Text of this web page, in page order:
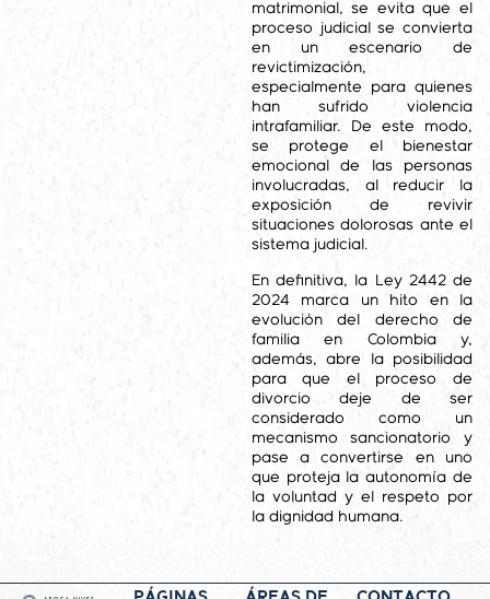
matrimonial, se evita que el
proceso judicial se convierta
en un escenario de
revictimización,
especialmente para quienes
han sufrido violencia
intrafamiliar. De este modo,
se protege el bienestar
emocional de las personas
involucradas, al reducir la
exposición de revivir
situaciones dolorosas ante el
sistema judicial.
En definitiva, la Ley 2442 de
2024 marca un hito en la
evolución del derecho de
familia en Colombia y,
además, abre la posibilidad
para que el proceso de
divorcio deje de ser
considerado como un
mecanismo sancionatorio y
pase a convertirse en uno
que proteja la autonomía de
la voluntad y el respeto por
la dignidad humana.